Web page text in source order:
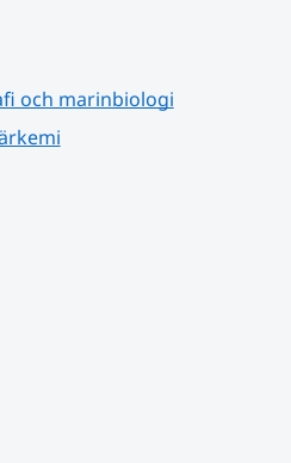
och marinbiologi